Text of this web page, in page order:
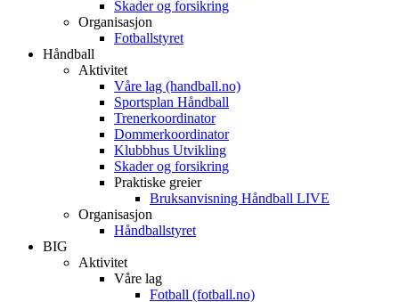
Skader og forsikring
Organisasjon
Fotballstyret
Håndball
Aktivitet
Våre lag (handball.no)
Sportsplan Håndball
Trenerkoordinator
Dommerkoordinator
Klubbhus Utvikling
Skader og forsikring
Praktiske greier
Bruksanvisning Håndball LIVE
Organisasjon
Håndballstyret
BIG
Aktivitet
Våre lag
Fotball (fotball.no)